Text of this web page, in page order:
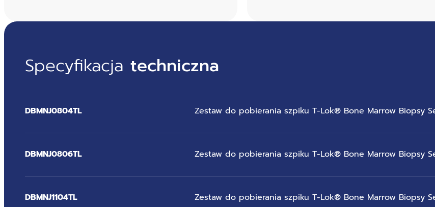
Specyfikacjatechniczna
DBMNJ0804TL Zestaw do pobierania szpiku T-Lok® Bone Marrow Biopsy
DBMNJ0806TL Zestaw do pobierania szpiku T-Lok® Bone Marrow Biopsy
DBMNJ1104TL Zestaw do pobierania szpiku T-Lok® Bone Marrow Biopsy